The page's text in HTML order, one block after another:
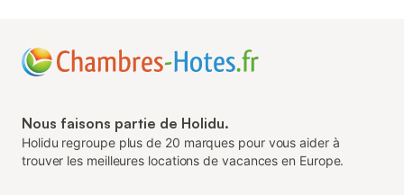
Nous faisons partie de Holidu.
Holidu regroupe plus de 20 marques pour vous aider à
trouver les meilleures locations de vacances en Europe.